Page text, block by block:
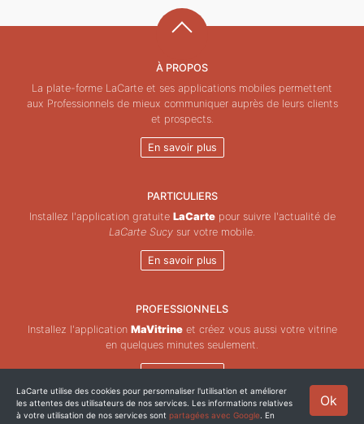
À PROPOS
La plate-forme LaCarte et ses applications mobiles permettent
aux Professionnels de mieux communiquer auprès de leurs clients
et prospects.
En savoir plus
PARTICULIERS
Installez l'application gratuite LaCartepour suivre l'actualité de
LaCarte Sucy sur votre mobile.
En savoir plus
PROFESSIONNELS
Installez l'application MaVitrineet créez vous aussi votre vitrine
en quelques minutes seulement.
En savoir plus
Copyright © ZeMAP 2026 - Tous droits réservés. Ok
LaCarte utilise des cookies pour personnaliser l'utilisation et améliorer
les attentes des utilisateurs de nos services. Les informations relatives
à votre utilisation de nos services sont partagées avec Google . En